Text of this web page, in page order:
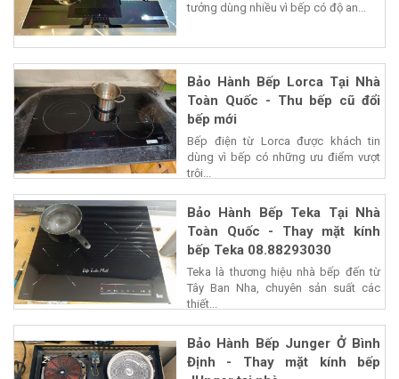
tưởng dùng nhiều vì bếp có độ an...
Bảo Hành Bếp Lorca Tại Nhà
Toàn Quốc - Thu bếp cũ đổi
bếp mới
Bếp điện từ Lorca được khách tin
dùng vì bếp có những ưu điểm vượt
trội...
Bảo Hành Bếp Teka Tại Nhà
Toàn Quốc - Thay mặt kính
bếp Teka 08.88293030
Teka là thương hiệu nhà bếp đến từ
Tây Ban Nha, chuyên sản suất các
thiết...
Bảo Hành Bếp Junger Ở Bình
Định - Thay mặt kính bếp